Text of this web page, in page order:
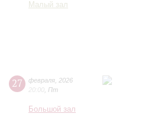
Малый зал
27 февраля 2026
20:00 Пт
Большой зал